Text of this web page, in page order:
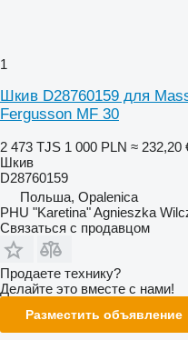
1
Шкив D28760159 для
Fergusson MF 30
2 473 TJS 1 000 PLN ≈ 232,20
Шкив
D28760159
Польша, Opalenica
PHU "Karetina" Agnieszka
Связаться с продавцом
Продаете технику?
Делайте это вместе с нами!
Разместить объявление